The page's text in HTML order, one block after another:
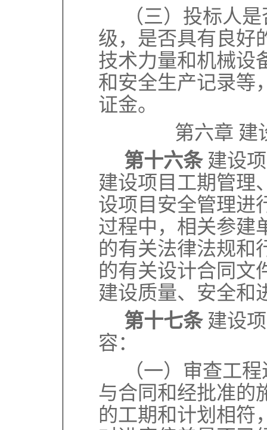
（三）投标人
级，是否具有良好
技术力量和机械设
和安全生产记录等
证金。
第六章 建
第十六条 建设
建设项目工期管理
设项目安全管理进
过程中，相关参建
的有关法律法规和
的有关设计合同文
建设质量、安全和
第十七条 建设
容：
（一）审查工
与合同和经批准的
的工期和计划相符